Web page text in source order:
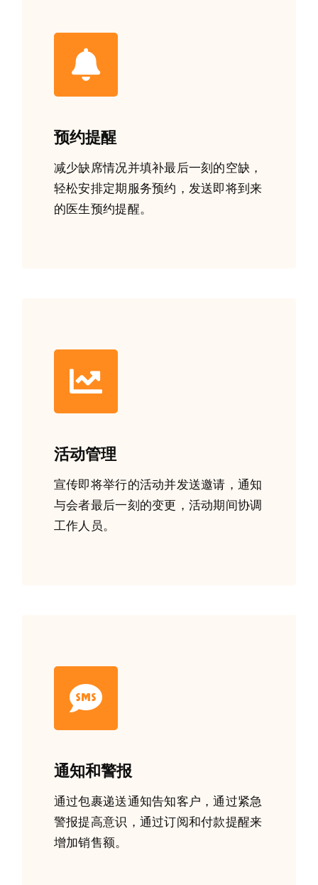
预约提醒
减少缺席情况并填补最后一刻的空缺，
轻松安排定期服务预约，发送即将到来
的医生预约提醒。
活动管理
宣传即将举行的活动并发送邀请，通知
与会者最后一刻的变更，活动期间协调
工作人员。
通知和警报
通过包裹递送通知告知客户，通过紧急
警报提高意识，通过订阅和付款提醒来
增加销售额。